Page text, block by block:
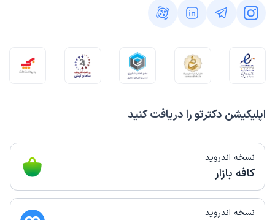
اپلیکیشن دکترتو را دریافت کنید
نسخه اندروید
کافه بازار
نسخه اندروید